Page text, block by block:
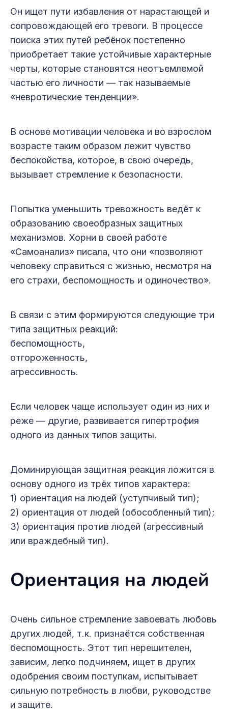
Он ищет пути избавления от нарастающей и
сопровождающей его тревоги. В процессе
поиска этих путей ребёнок постепенно
приобретает такие устойчивые характерные
черты, которые становятся неотъемлемой
частью его личности — так называемые
«невротические тенденции».
В основе мотивации человека и во взрослом
возрасте таким образом лежит чувство
беспокойства, которое, в свою очередь,
вызывает стремление к безопасности.
Попытка уменьшить тревожность ведёт к
образованию своеобразных защитных
механизмов. Хорни в своей работе
«Самоанализ» писала, что они «позволяют
человеку справиться с жизнью, несмотря на
его страхи, беспомощность и одиночество».
В связи с этим формируются следующие три
типа защитных реакций:
беспомощность,
отгороженность,
агрессивность.
Если человек чаще использует один из них и
реже — другие, развивается гипертрофия
одного из данных типов защиты.
Доминирующая защитная реакция ложится в
основу одного из трёх типов характера:
1) ориентация на людей (уступчивый тип);
2) ориентация от людей (обособленный тип);
3) ориентация против людей (агрессивный
или враждебный тип).
Ориентация на людей
Очень сильное стремление завоевать любовь
других людей, т.к. признаётся собственная
беспомощность. Этот тип нерешителен,
зависим, легко подчиняем, ищет в других
одобрения своим поступкам, испытывает
сильную потребность в любви, руководстве
и защите.